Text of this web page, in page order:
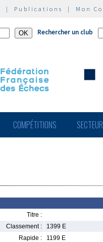
| Publications | Mon
Rechercher un club
COMPÉTITIONS
Titre :
Classement :
1399 E
Rapide :
1199 E